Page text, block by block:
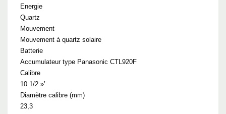
Energie
Quartz
Mouvement
Mouvement à quartz solaire
Batterie
Accumulateur type Panasonic CTL920F
Calibre
10 1/2 »’
Diamètre calibre (mm)
23,3